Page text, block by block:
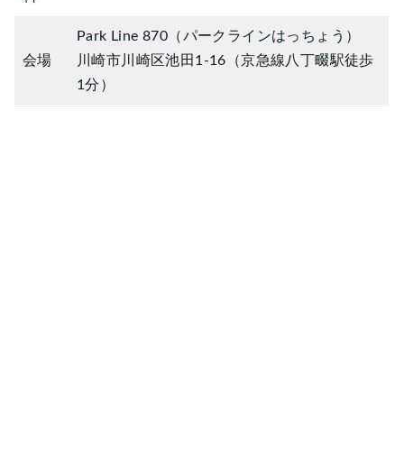
会場
Park Line 870（パークラインはっちょう）
川崎市川崎区池田1-16（京急線八丁畷駅徒歩
1分）